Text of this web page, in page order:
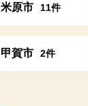
米原市 11件
甲賀市 2件